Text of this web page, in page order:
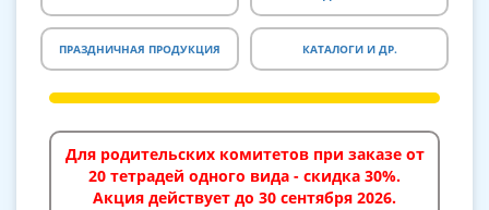
ПРАЗДНИЧНАЯ ПРОДУКЦИЯ КАТАЛОГИ И ДР.
Для родительских комитетов при заказе от
20 тетрадей одного вида - скидка 30%.
Акция действует до 30 сентября 2026.